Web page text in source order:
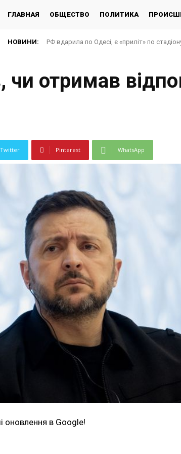
ГЛАВНАЯ ОБЩЕСТВО ПОЛИТИКА
НОВИНИ: РФ вдарила по Одесі, є «приліт» по
чи отримав
Twitter Pinterest WhatsApp
оновлення в Google!